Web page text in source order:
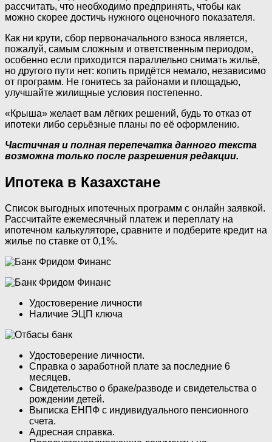
рассчитать, что необходимо предпринять, чтобы как
можно скорее достичь нужного оценочного показателя.
Как ни крути, сбор первоначального взноса является,
пожалуй, самым сложным и ответственным периодом,
особенно если приходится параллельно снимать жильё,
но другого пути нет: копить придётся немало, независимо
от программ. Не гонитесь за районами и площадью,
улучшайте жилищные условия постепенно.
«Крыша» желает вам лёгких решений, будь то отказ от
ипотеки либо серьёзные планы по её оформлению.
Частичная и полная перепечатка данного текста
возможна только после разрешения редакции.
Ипотека в Казахстане
Список выгодных ипотечных программ с онлайн заявкой.
Рассчитайте ежемесячный платеж и переплату на
ипотечном калькуляторе, сравните и подберите кредит на
жилье по ставке от 0,1%.
Удостоверение личности
Наличие ЭЦП ключа
Удостоверение личности.
Справка о заработной плате за последние 6
месяцев.
Свидетельство о браке/разводе и свидетельства о
рождении детей.
Выписка ЕНПФ с индивидуального пенсионного
счета.
Адресная справка.